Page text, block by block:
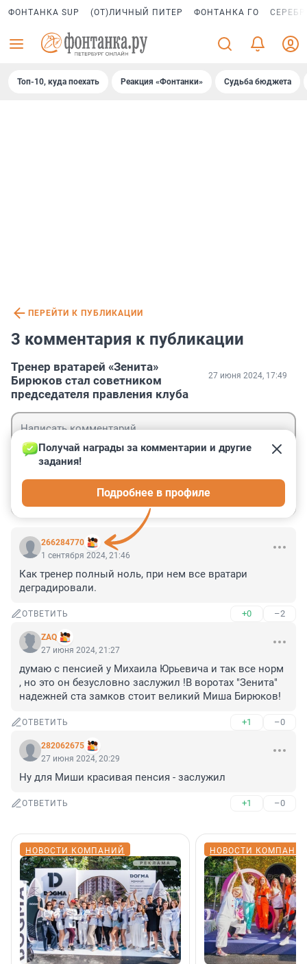
ФОНТАНКА SUP (ОТ)ЛИЧНЫЙ ПИТЕР ФОНТАНКА ГО
Топ-10, куда поехать Реакция «Фонтанки» Судьба бюджета
ПЕРЕЙТИ К ПУБЛИКАЦИИ
3 комментария к публикации
Тренер вратарей «Зенита»
Бирюков стал советником
председателя правления клуба
27 июня 2024, 17:49
266284770
Получай награды за комментарии и другие
задания!
Подробнее в профиле
1 сентября 2024, 21:46
Как тренер полный ноль, при нем все вратари
деградировали.
ОТВЕТИТЬ +0 –2
ZAQ
27 июня 2024, 21:27
думаю с пенсией у Михаила Юрьевича и так все норм
, но это он безусловно заслужил !В воротах "Зенита"
надежней ста замков стоит великий Миша Бирюков!
ОТВЕТИТЬ +1 –0
282062675
27 июня 2024, 20:29
Ну для Миши красивая пенсия - заслужил
ОТВЕТИТЬ +1 –0
НОВОСТИ КОМПАНИЙ НОВОСТИ